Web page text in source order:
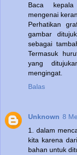
Baca kepala
mengenai
Perhatikan
gambar
sebagai
Termasuk
yang
mengingat.
Balas
Unknown 8
1. dalam
kita karena
bahan untuk